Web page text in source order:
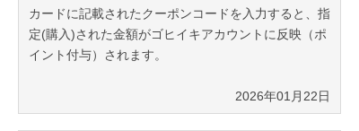
2026年01月22日
カードに記載されたクーポンコードを入力すると、指
定(購入)された金額がゴヒイキアカウントに反映（ポ
イント付与）されます。
2026年01月22日